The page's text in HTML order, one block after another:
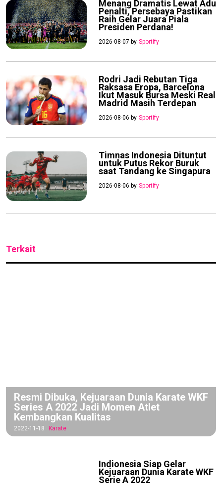
Menang Dramatis Lewat Adu
Penalti, Persebaya Pastikan
Raih Gelar Juara Piala
Presiden Perdana!
2026-08-07 by Sportify
Rodri Jadi Rebutan Tiga
Raksasa Eropa, Barcelona
Ikut Masuk Bursa Meski Real
Madrid Masih Terdepan
2026-08-06 by Sportify
Timnas Indonesia Dituntut
untuk Putus Rekor Buruk
saat Tandang ke Singapura
2026-08-06 by Sportify
Terkait
Resmi Dibuka, Kejuaraan Dunia Karate WKF
Series A 2022 Jadi Momen Atlet
Kembangkan Kualitas
2022-11-18 Karate
Indionesia Siap Gelar
Kejuaraan Dunia Karate WKF
Serie A 2022